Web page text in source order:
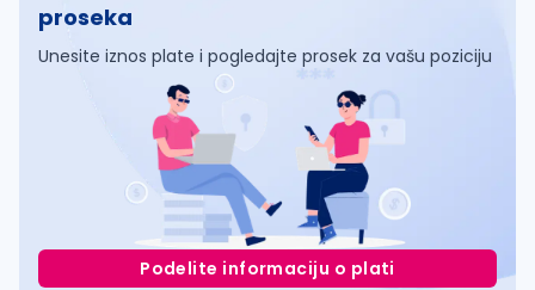
proseka
Unesite iznos plate i pogledajte prosek za vašu poziciju
Podelite informaciju o plati